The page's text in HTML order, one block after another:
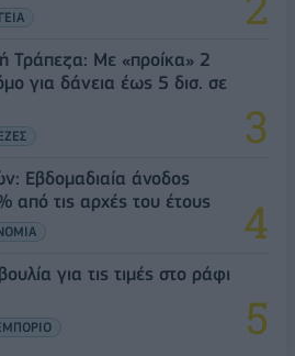
Τράπεζα: Με «προίκα» 2
για δάνεια έως 5 δισ. σε
Εβδομαδιαία άνοδος
από τις αρχές του έτους
για τις τιμές στο ράφι